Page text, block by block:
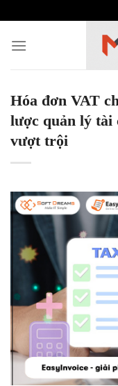
content
Hóa đơn VAT
lược quản lý tài
vượt trội